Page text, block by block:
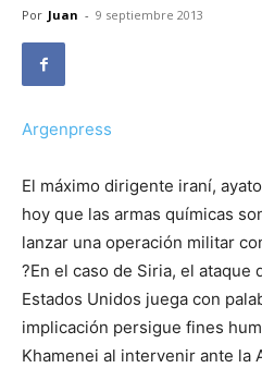
Por Juan - 9 septiembre 2013
Argenpress
El máximo dirigente iraní,
hoy que las armas químicas
lanzar una operación militar
?En el caso de Siria, el ataque
Estados Unidos juega con
implicación persigue fines
Khamenei al intervenir ante la